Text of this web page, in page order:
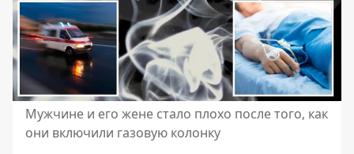
Мужчине и его жене стало плохо после того, как
они включили газовую колонку